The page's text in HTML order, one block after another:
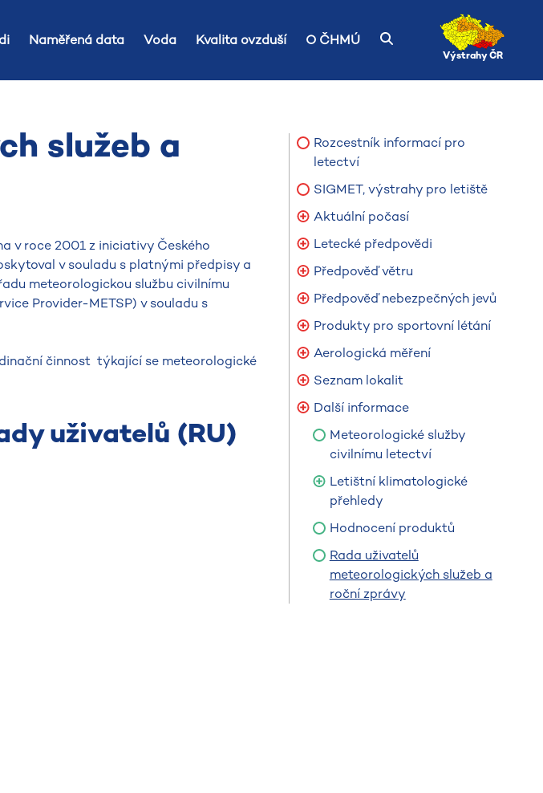
Naměřená data Voda Kvalita ovzduší O ČHMÚ
Výstrahy ČR
služeb a
v roce 2001 z iniciativy Českého
v souladu s platnými předpisy a
meteorologickou službu civilnímu
Provider-METSP) v souladu s
činnost týkající se meteorologické
uživatelů (RU)
Rozcestník informací pro
letectví
SIGMET, výstrahy pro letiště
Aktuální počasí
Letecké předpovědi
Předpověď větru
Předpověď nebezpečných jevů
Produkty pro sportovní létání
Aerologická měření
Seznam lokalit
Další informace
Meteorologické služby
civilnímu letectví
Letištní klimatologické
přehledy
Hodnocení produktů
Rada uživatelů
meteorologických služeb a
roční zprávy